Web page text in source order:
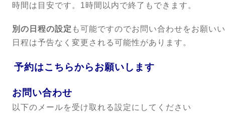
時間は目安です。1時間以内で終了もできます。
別の日程の設定 も可能ですのでお問い合わせをお願いい
日程は予告なく変更される可能性があります。
予約はこちらからお願いします
お問い合わせ
以下のメールを受け取れる設定にしてください